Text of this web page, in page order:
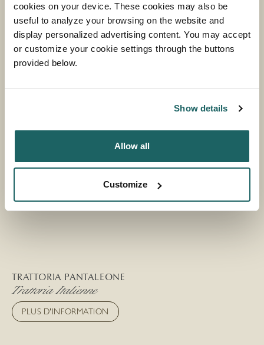
cookies on your device. These cookies may also be
useful to analyze your browsing on the website and
display personalized advertising content. You may accept
or customize your cookie settings through the buttons
provided below.
Show details
Allow all
Customize
TRATTORIA PANTALEONE
Trattoria Italienne
PLUS D'INFORMATION